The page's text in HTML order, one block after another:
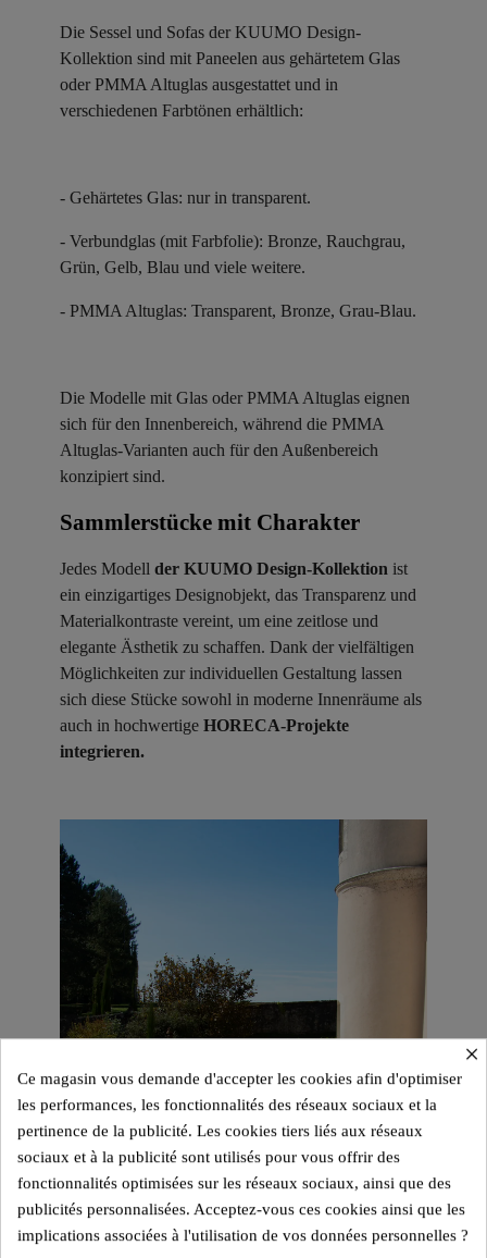
Die Sessel und Sofas der KUUMO Design-
Kollektion sind mit Paneelen aus gehärtetem Glas
oder PMMA Altuglas ausgestattet und in
verschiedenen Farbtönen erhältlich:
- Gehärtetes Glas: nur in transparent.
- Verbundglas (mit Farbfolie): Bronze, Rauchgrau,
Grün, Gelb, Blau und viele weitere.
- PMMA Altuglas: Transparent, Bronze, Grau-Blau.
Die Modelle mit Glas oder PMMA Altuglas eignen
sich für den Innenbereich, während die PMMA
Altuglas-Varianten auch für den Außenbereich
konzipiert sind.
Sammlerstücke mit Charakter ​
Jedes Modell der KUUMO Design-Kollektion ist
ein einzigartiges Designobjekt, das Transparenz und
Materialkontraste vereint, um eine zeitlose und
elegante Ästhetik zu schaffen. Dank der vielfältigen
Möglichkeiten zur individuellen Gestaltung lassen
sich diese Stücke sowohl in moderne Innenräume als
auch in hochwertige HORECA-Projekte
integrieren.
×
Ce magasin vous demande d'accepter les cookies afin d'optimiser
les performances, les fonctionnalités des réseaux sociaux et la
pertinence de la publicité. Les cookies tiers liés aux réseaux
sociaux et à la publicité sont utilisés pour vous offrir des
fonctionnalités optimisées sur les réseaux sociaux, ainsi que des
publicités personnalisées. Acceptez-vous ces cookies ainsi que les
implications associées à l'utilisation de vos données personnelles ?